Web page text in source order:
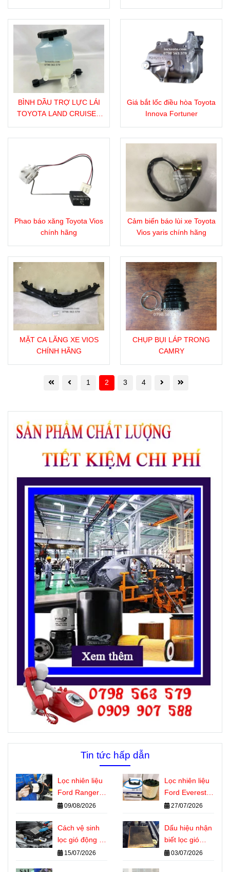
BÌNH DẦU TRỢ LỰC LÁI
TOYOTA LAND CRUISER
Giá bắt lốc điều hòa Toyota
Innova Fortuner
Phao báo xăng Toyota Vios
chính hãng
Cảm biến báo lùi xe Toyota
Vios yaris chính hãng
MẶT CA LĂNG XE VIOS
CHÍNH HÃNG
CHỤP BỤI LÁP TRONG
CAMRY
1 2 3 4
Tin tức hấp dẫn
Lọc nhiên liệu
Ford Ranger,
Everest bị tắc
không?
09/08/2026
Lọc nhiên liệu
Ford Everest
dùng chung
dòng xe nào?
27/07/2026
Cách vệ sinh
lọc gió động cơ
ô tô đúng kỹ
15/07/2026
Dấu hiệu nhận
biết lọc gió
động cơ ô tô
03/07/2026